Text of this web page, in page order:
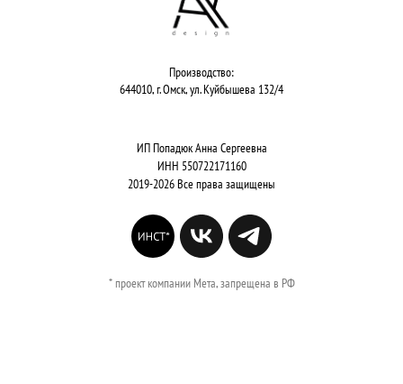
Производство:
644010, г. Омск, ул. Куйбышева 132/4
ИП Попадюк Анна Сергеевна
ИНН 550722171160
2019-2026 Все права защищены
* проект компании Мета, запрещена в РФ